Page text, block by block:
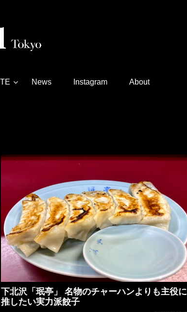
News Instagram About
下北沢「珉亭」 名物のチャーハンよりも主役に
推したい実力派餃子